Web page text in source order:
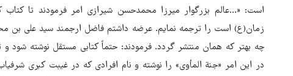
است: «...عالم بزرگوار میرزا محمدحسن شیرازی امر فرمودند تا
زمان(ع) است را ترجمه نمایم. عرضه داشتم فاضل ارجمند سید علی بن
چه بهتر که همان منتشر گردد. فرمودند: حتماً کتابی مستقل نوشته شود
در این امر «جنة المأوی» را نوشته و نام افرادی که در غیبت کبری